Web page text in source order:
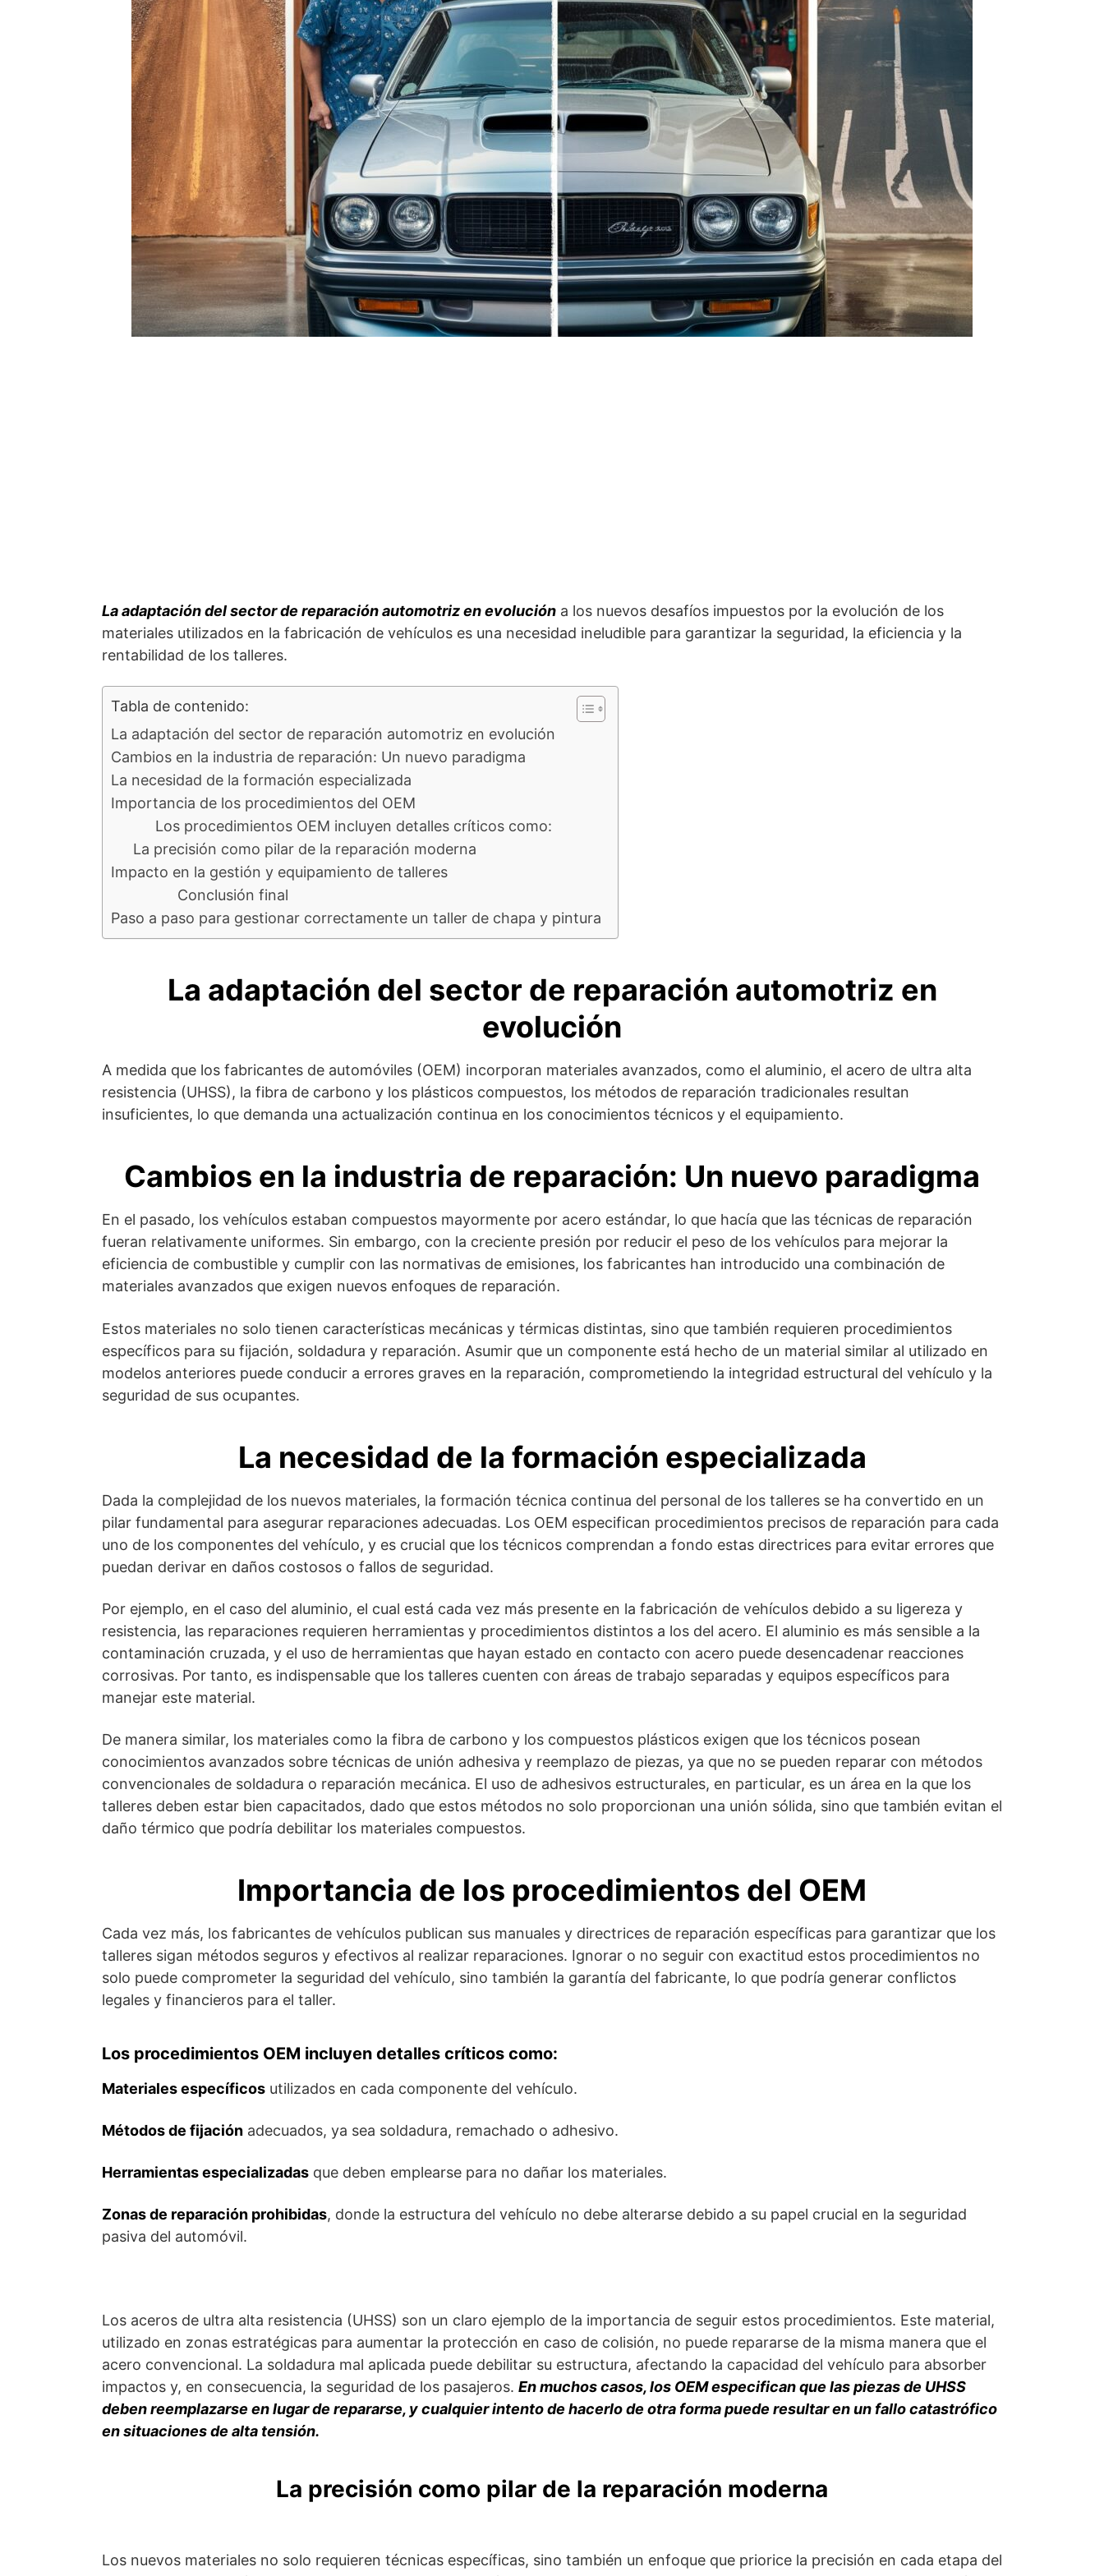
La adaptación del sector de reparación automotriz en evolución a los nuevos desafíos impuestos por la evolución de los
materiales utilizados en la fabricación de vehículos es una necesidad ineludible para garantizar la seguridad, la eficiencia y la
rentabilidad de los talleres.
Tabla de contenido:
La adaptación del sector de reparación automotriz en evolución
Cambios en la industria de reparación: Un nuevo paradigma
La necesidad de la formación especializada
Importancia de los procedimientos del OEM
Los procedimientos OEM incluyen detalles críticos como:
La precisión como pilar de la reparación moderna
Impacto en la gestión y equipamiento de talleres
Conclusión final
Paso a paso para gestionar correctamente un taller de chapa y pintura
La adaptación del sector de reparación automotriz en
evolución
A medida que los fabricantes de automóviles (OEM) incorporan materiales avanzados, como el aluminio, el acero de ultra alta
resistencia (UHSS), la fibra de carbono y los plásticos compuestos, los métodos de reparación tradicionales resultan
insuficientes, lo que demanda una actualización continua en los conocimientos técnicos y el equipamiento.
Cambios en la industria de reparación: Un nuevo paradigma
En el pasado, los vehículos estaban compuestos mayormente por acero estándar, lo que hacía que las técnicas de reparación
fueran relativamente uniformes. Sin embargo, con la creciente presión por reducir el peso de los vehículos para mejorar la
eficiencia de combustible y cumplir con las normativas de emisiones, los fabricantes han introducido una combinación de
materiales avanzados que exigen nuevos enfoques de reparación.
Estos materiales no solo tienen características mecánicas y térmicas distintas, sino que también requieren procedimientos
específicos para su fijación, soldadura y reparación. Asumir que un componente está hecho de un material similar al utilizado en
modelos anteriores puede conducir a errores graves en la reparación, comprometiendo la integridad estructural del vehículo y la
seguridad de sus ocupantes.
La necesidad de la formación especializada
Dada la complejidad de los nuevos materiales, la formación técnica continua del personal de los talleres se ha convertido en un
pilar fundamental para asegurar reparaciones adecuadas. Los OEM especifican procedimientos precisos de reparación para cada
uno de los componentes del vehículo, y es crucial que los técnicos comprendan a fondo estas directrices para evitar errores que
puedan derivar en daños costosos o fallos de seguridad.
Por ejemplo, en el caso del aluminio, el cual está cada vez más presente en la fabricación de vehículos debido a su ligereza y
resistencia, las reparaciones requieren herramientas y procedimientos distintos a los del acero. El aluminio es más sensible a la
contaminación cruzada, y el uso de herramientas que hayan estado en contacto con acero puede desencadenar reacciones
corrosivas. Por tanto, es indispensable que los talleres cuenten con áreas de trabajo separadas y equipos específicos para
manejar este material.
De manera similar, los materiales como la fibra de carbono y los compuestos plásticos exigen que los técnicos posean
conocimientos avanzados sobre técnicas de unión adhesiva y reemplazo de piezas, ya que no se pueden reparar con métodos
convencionales de soldadura o reparación mecánica. El uso de adhesivos estructurales, en particular, es un área en la que los
talleres deben estar bien capacitados, dado que estos métodos no solo proporcionan una unión sólida, sino que también evitan el
daño térmico que podría debilitar los materiales compuestos.
Importancia de los procedimientos del OEM
Cada vez más, los fabricantes de vehículos publican sus manuales y directrices de reparación específicas para garantizar que los
talleres sigan métodos seguros y efectivos al realizar reparaciones. Ignorar o no seguir con exactitud estos procedimientos no
solo puede comprometer la seguridad del vehículo, sino también la garantía del fabricante, lo que podría generar conflictos
legales y financieros para el taller.
Los procedimientos OEM incluyen detalles críticos como:
Materiales específicos utilizados en cada componente del vehículo.
Métodos de fijación adecuados, ya sea soldadura, remachado o adhesivo.
Herramientas especializadas que deben emplearse para no dañar los materiales.
Zonas de reparación prohibidas, donde la estructura del vehículo no debe alterarse debido a su papel crucial en la seguridad
pasiva del automóvil.
Los aceros de ultra alta resistencia (UHSS) son un claro ejemplo de la importancia de seguir estos procedimientos. Este material,
utilizado en zonas estratégicas para aumentar la protección en caso de colisión, no puede repararse de la misma manera que el
acero convencional. La soldadura mal aplicada puede debilitar su estructura, afectando la capacidad del vehículo para absorber
impactos y, en consecuencia, la seguridad de los pasajeros. En muchos casos, los OEM especifican que las piezas de UHSS
deben reemplazarse en lugar de repararse, y cualquier intento de hacerlo de otra forma puede resultar en un fallo catastrófico
en situaciones de alta tensión.
La precisión como pilar de la reparación moderna
Los nuevos materiales no solo requieren técnicas específicas, sino también un enfoque que priorice la precisión en cada etapa del